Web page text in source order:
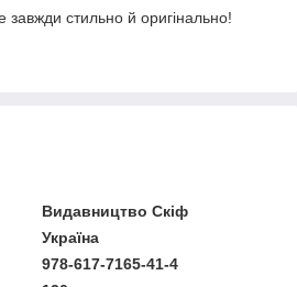
стильно й оригінально!
Видавництво Скіф
Україна
978-617-7165-41-4